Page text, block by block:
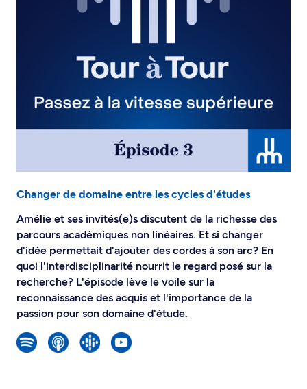
Changer de domaine entre les cycles d'études
Amélie et ses invités(e)s discutent de la richesse des
parcours académiques non linéaires. Et si changer
d'idée permettait d'ajouter des cordes à son arc? En
quoi l'interdisciplinarité nourrit le regard posé sur la
recherche? L'épisode lève le voile sur la
reconnaissance des acquis et l'importance de la
passion pour son domaine d'étude.